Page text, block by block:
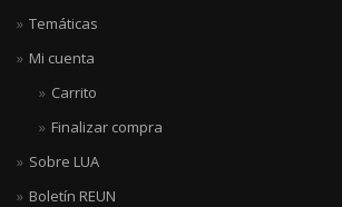
Temáticas
Mi cuenta
Carrito
Finalizar compra
Sobre LUA
Boletín REUN